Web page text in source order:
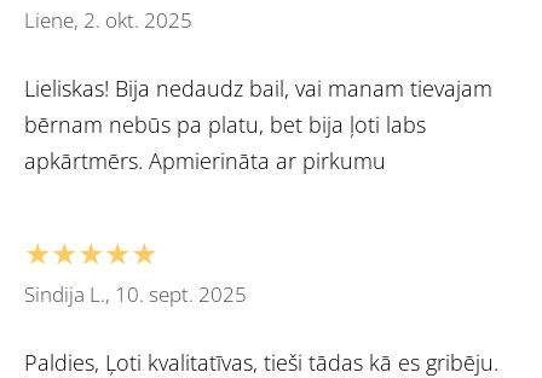
Liene, 2. okt. 2025
Lieliskas! Bija nedaudz bail, vai manam tievajam
bērnam nebūs pa platu, bet bija ļoti labs
apkārtmērs. Apmierināta ar pirkumu
★★★★★
Sindija L., 10. sept. 2025
Paldies, Ļoti kvalitatīvas, tieši tādas kā es gribēju.